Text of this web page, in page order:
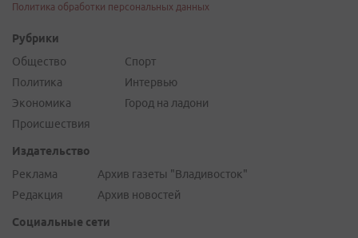
Политика обработки персональных данных
Рубрики
Общество
Политика
Экономика
Происшествия
Спорт
Интервью
Город на ладони
Издательство
Реклама
Редакция
Архив газеты "Владивосток"
Архив новостей
Социальные сети